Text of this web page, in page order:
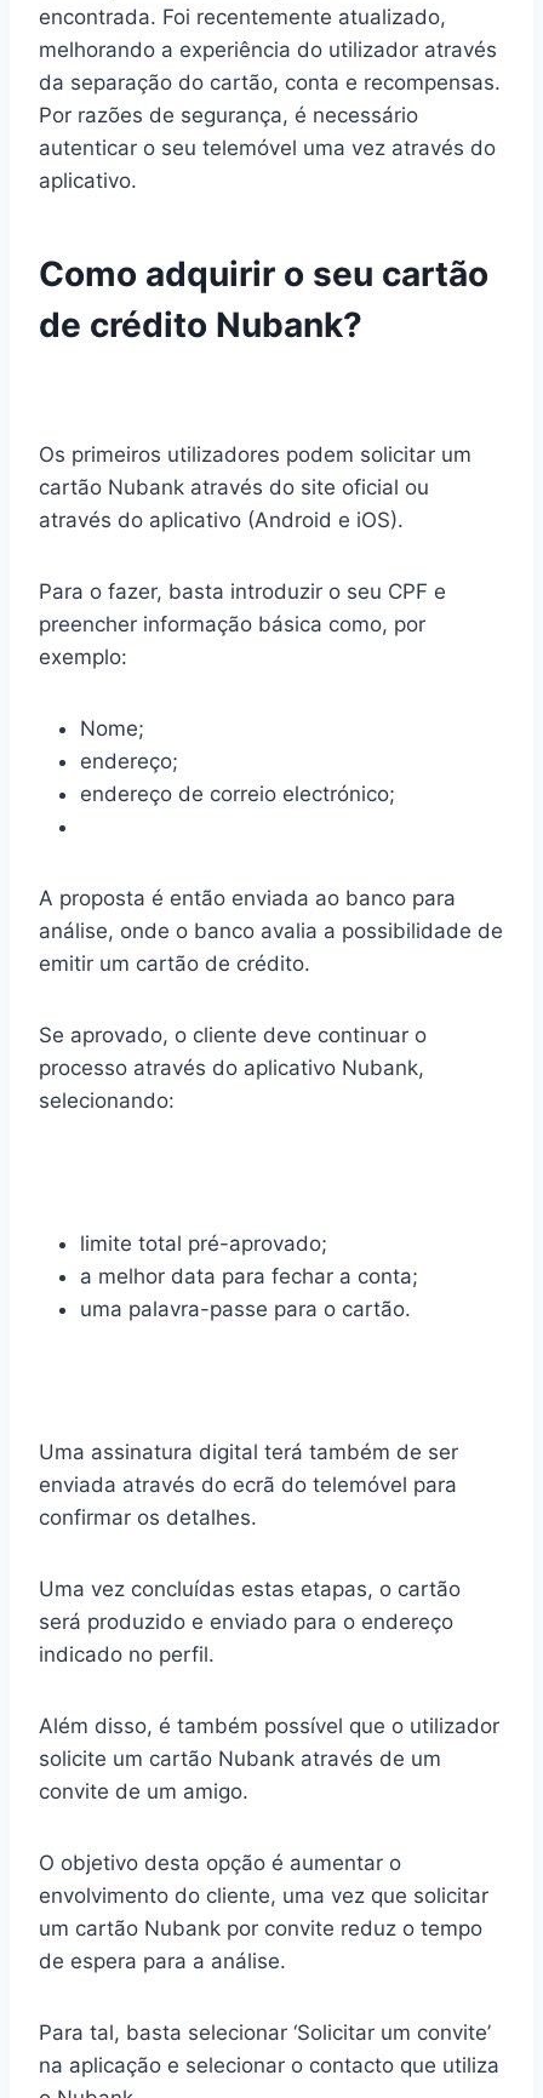
encontrada. Foi recentemente atualizado,
melhorando a experiência do utilizador através
da separação do cartão, conta e recompensas.
Por razões de segurança, é necessário
autenticar o seu telemóvel uma vez através do
aplicativo.
Como adquirir o seu cartão
de crédito Nubank?
Os primeiros utilizadores podem solicitar um
cartão Nubank através do site oficial ou
através do aplicativo (Android e iOS).
Para o fazer, basta introduzir o seu CPF e
preencher informação básica como, por
exemplo:
Nome;
endereço;
endereço de correio electrónico;
A proposta é então enviada ao banco para
análise, onde o banco avalia a possibilidade de
emitir um cartão de crédito.
Se aprovado, o cliente deve continuar o
processo através do aplicativo Nubank,
selecionando:
limite total pré-aprovado;
a melhor data para fechar a conta;
uma palavra-passe para o cartão.
Uma assinatura digital terá também de ser
enviada através do ecrã do telemóvel para
confirmar os detalhes.
Uma vez concluídas estas etapas, o cartão
será produzido e enviado para o endereço
indicado no perfil.
Além disso, é também possível que o utilizador
solicite um cartão Nubank através de um
convite de um amigo.
O objetivo desta opção é aumentar o
envolvimento do cliente, uma vez que solicitar
um cartão Nubank por convite reduz o tempo
de espera para a análise.
Para tal, basta selecionar ‘Solicitar um convite’
na aplicação e selecionar o contacto que utiliza